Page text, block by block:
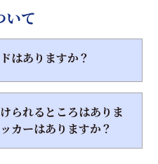
いて
はありますか？
られるところはありま
カーはありますか？